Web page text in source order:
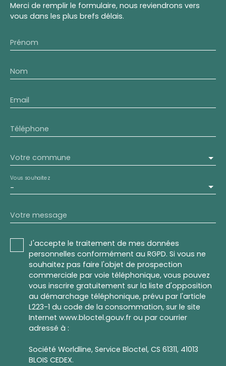
Merci de remplir le formulaire, nous reviendrons vers
vous dans les plus brefs délais.
Prénom
Nom
Email
Téléphone
Votre commune
-
Vous souhaitez
Votre message
J'accepte le traitement de mes données
personnelles conformément au RGPD. Si vous ne
souhaitez pas faire l'objet de prospection
commerciale par voie téléphonique, vous pouvez
vous inscrire gratuitement sur la liste d'opposition
au démarchage téléphonique, prévu par l'article
L223-1 du code de la consommation, sur le site
Internet www.bloctel.gouv.fr ou par courrier
adressé à :
Société Worldline, Service Bloctel, CS 61311, 41013
BLOIS CEDEX.